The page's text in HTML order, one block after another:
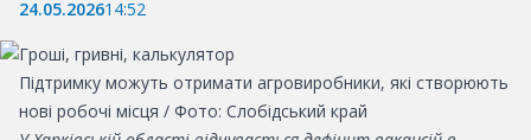
24.05.202614:52
Підтримку можуть отримати агровиробники, які створюють
нові робочі місця / Фото: Слобідський край